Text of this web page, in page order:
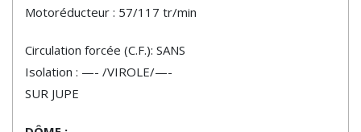
Motoréducteur : 57/117 tr/min
Circulation forcée (C.F.): SANS
Isolation : —- /VIROLE/—-
SUR JUPE